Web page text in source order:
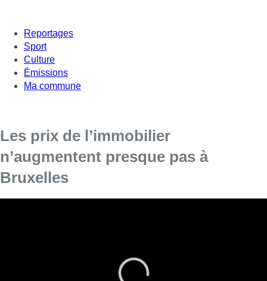
Reportages
Sport
Culture
Émissions
Ma commune
Les prix de l’immobilier
n’augmentent presque pas à
Bruxelles